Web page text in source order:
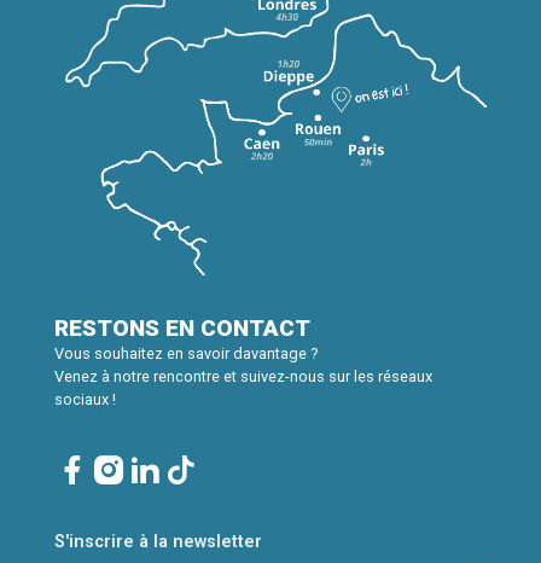
RESTONS EN CONTACT
Vous souhaitez en savoir davantage ?
Venez à notre rencontre et suivez-nous sur les réseaux
sociaux !
S'inscrire à la newsletter